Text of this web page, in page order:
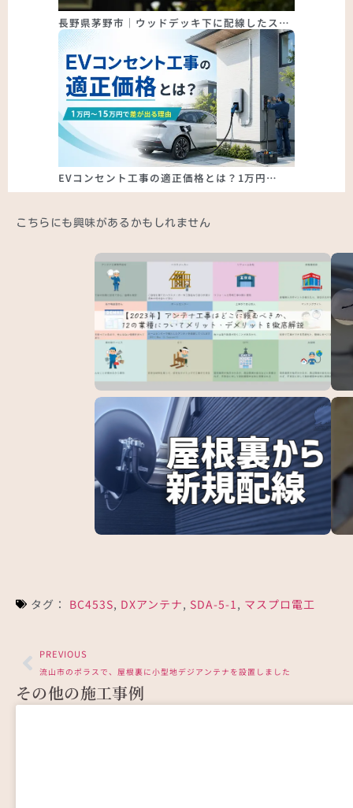
長野県茅野市｜ウッドデッキ下に配線したス…
EVコンセント工事の適正価格とは？1万円…
こちらにも興味があるかもしれません
【2023年】アンテナ工事はどこに頼むべき
か…
ポ
タグ： BC453S, DXアンテナ, SDA-5-1 , マスプロ電工
PREVIOUS
流山市のポラスで、屋根裏に小型地デジアンテナを設置しました
その他の施工事例